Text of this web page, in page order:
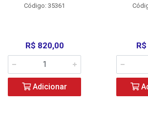
Código: 35361
R$ 820,00
Adicionar